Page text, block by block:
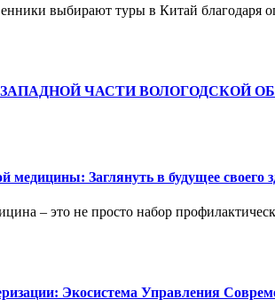
выбирают туры в Китай благодаря
ЧАСТИ ВОЛОГОДСКОЙ
медицины: Заглянуть в будущее своего
– это не просто набор
Экосистема Управления